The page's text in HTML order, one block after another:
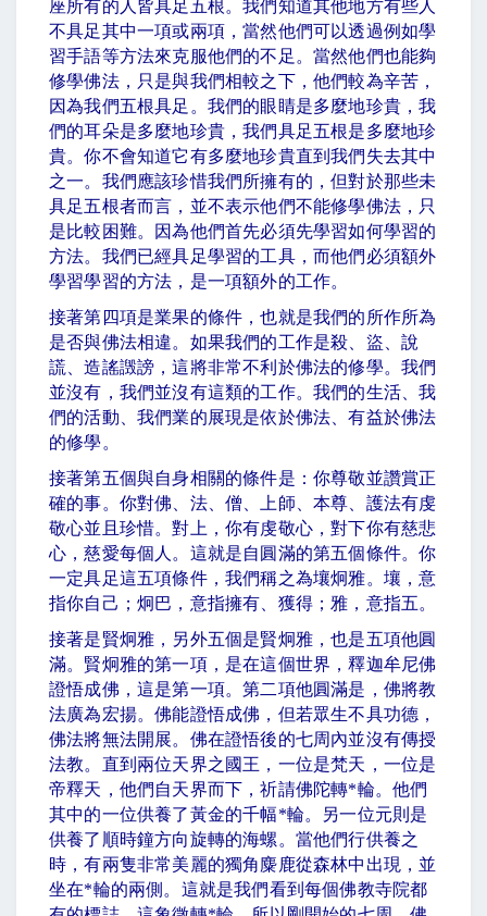
座所有的人皆具足五根。我們知道其他地方有些人
不具足其中一項或兩項，當然他們可以透過例如學
習手語等方法來克服他們的不足。當然他們也能夠
修學佛法，只是與我們相較之下，他們較為辛苦，
因為我們五根具足。我們的眼睛是多麼地珍貴，我
們的耳朵是多麼地珍貴，我們具足五根是多麼地珍
貴。你不會知道它有多麼地珍貴直到我們失去其中
之一。我們應該珍惜我們所擁有的，但對於那些未
具足五根者而言，並不表示他們不能修學佛法，只
是比較困難。因為他們首先必須先學習如何學習的
方法。我們已經具足學習的工具，而他們必須額外
學習學習的方法，是一項額外的工作。
接著第四項是業果的條件，也就是我們的所作所為
是否與佛法相違。如果我們的工作是殺、盜、說
謊、造謠譭謗，這將非常不利於佛法的修學。我們
並沒有，我們並沒有這類的工作。我們的生活、我
們的活動、我們業的展現是依於佛法、有益於佛法
的修學。
接著第五個與自身相關的條件是：你尊敬並讚賞正
確的事。你對佛、法、僧、上師、本尊、護法有虔
敬心並且珍惜。對上，你有虔敬心，對下你有慈悲
心，慈愛每個人。這就是自圓滿的第五個條件。你
一定具足這五項條件，我們稱之為壤炯雅。壤，意
指你自己；炯巴，意指擁有、獲得；雅，意指五。
接著是賢炯雅，另外五個是賢炯雅，也是五項他圓
滿。賢炯雅的第一項，是在這個世界，釋迦牟尼佛
證悟成佛，這是第一項。第二項他圓滿是，佛將教
法廣為宏揚。佛能證悟成佛，但若眾生不具功德，
佛法將無法開展。佛在證悟後的七周內並沒有傳授
法教。直到兩位天界之國王，一位是梵天，一位是
帝釋天，他們自天界而下，祈請佛陀轉*輪。他們
其中的一位供養了黃金的千幅*輪。另一位元則是
供養了順時鐘方向旋轉的海螺。當他們行供養之
時，有兩隻非常美麗的獨角麋鹿從森林中出現，並
坐在*輪的兩側。這就是我們看到每個佛教寺院都